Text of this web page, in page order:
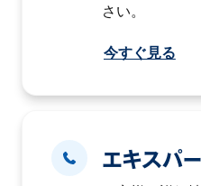
さい。
今すぐ見る
エキスパ